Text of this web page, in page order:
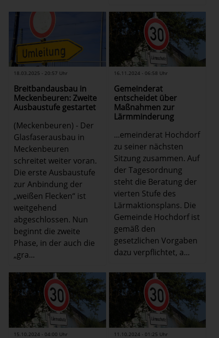
18.03.2025 - 20:57 Uhr
Breitbandausbau in
Meckenbeuren: Zweite
Ausbaustufe gestartet
(Meckenbeuren) - Der
Glasfaserausbau in
Meckenbeuren
schreitet weiter voran.
Die erste Ausbaustufe
zur Anbindung der
„weißen Flecken“ ist
weitgehend
abgeschlossen. Nun
beginnt die zweite
Phase, in der auch die
„gra...
16.11.2024 - 06:58 Uhr
Gemeinderat
entscheidet über
Maßnahmen zur
Lärmminderung
...emeinderat Hochdorf
zu seiner nächsten
Sitzung zusammen. Auf
der Tagesordnung
steht die Beratung der
vierten Stufe des
Lärmaktionsplans. Die
Gemeinde Hochdorf ist
gemäß den
gesetzlichen Vorgaben
dazu verpflichtet, a...
15.10.2024 - 04:00 Uhr 11.10.2024 - 01:25 Uhr